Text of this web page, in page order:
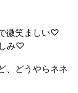
微笑ましい♡
み♡
、どうやらネネ